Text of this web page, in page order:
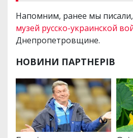
Напомним, ранее мы писали,
музей русско-украинской
Днепропетровщине.